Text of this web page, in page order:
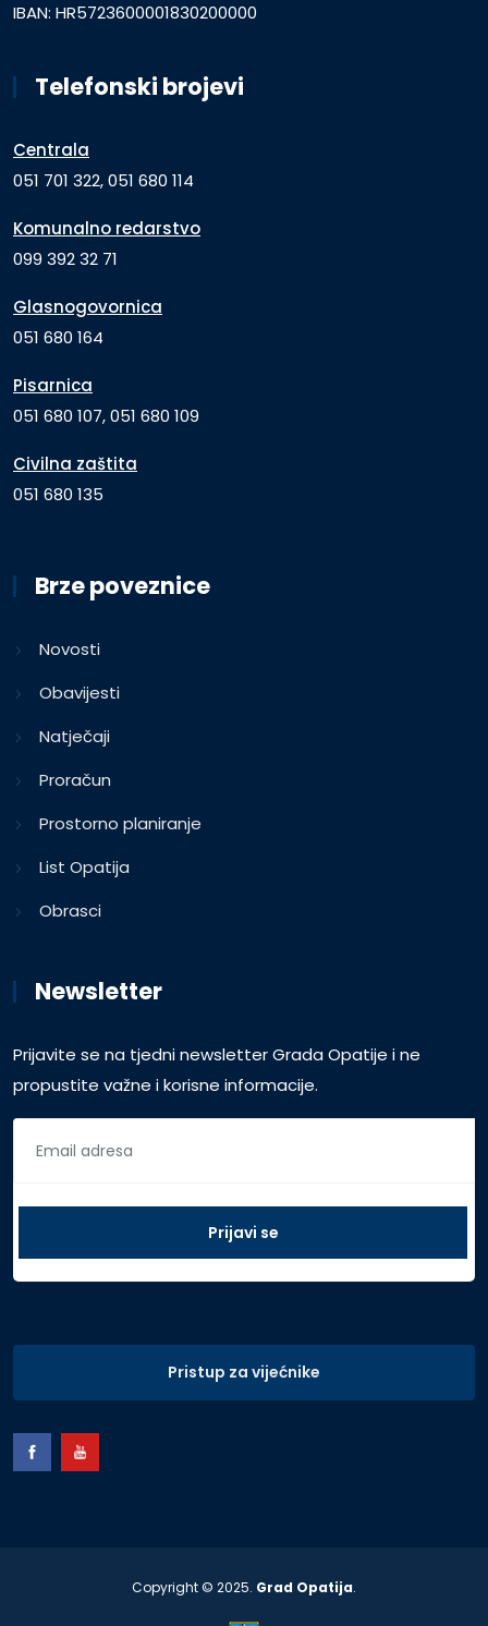
IBAN: HR5723600001830200000
Telefonski brojevi
Centrala
051 701 322, 051 680 114
Komunalno redarstvo
099 392 32 71
Glasnogovornica
051 680 164
Pisarnica
051 680 107, 051 680 109
Civilna zaštita
051 680 135
Brze poveznice
Novosti
Obavijesti
Natječaji
Proračun
Prostorno planiranje
List Opatija
Obrasci
Newsletter
Prijavite se na tjedni newsletter Grada Opatije i ne
propustite važne i korisne informacije.
Pristup za vijećnike
Copyright © 2025. Grad Opatija.